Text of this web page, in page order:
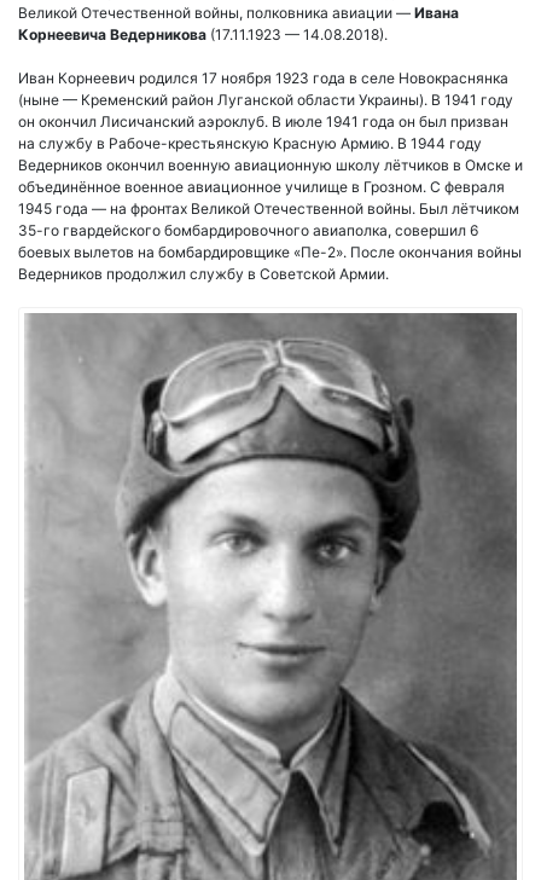
Великой Отечественной войны, полковника авиации — Ивана
Корнеевича Ведерникова (17.11.1923 — 14.08.2018).
Иван Корнеевич родился 17 ноября 1923 года в селе Новокраснянка
(ныне — Кременский район Луганской области Украины). В 1941 году
он окончил Лисичанский аэроклуб. В июле 1941 года он был призван
на службу в Рабоче-крестьянскую Красную Армию. В 1944 году
Ведерников окончил военную авиационную школу лётчиков в Омске и
объединённое военное авиационное училище в Грозном. С февраля
1945 года — на фронтах Великой Отечественной войны. Был лётчиком
35-го гвардейского бомбардировочного авиаполка, совершил 6
боевых вылетов на бомбардировщике «Пе-2». После окончания войны
Ведерников продолжил службу в Советской Армии.